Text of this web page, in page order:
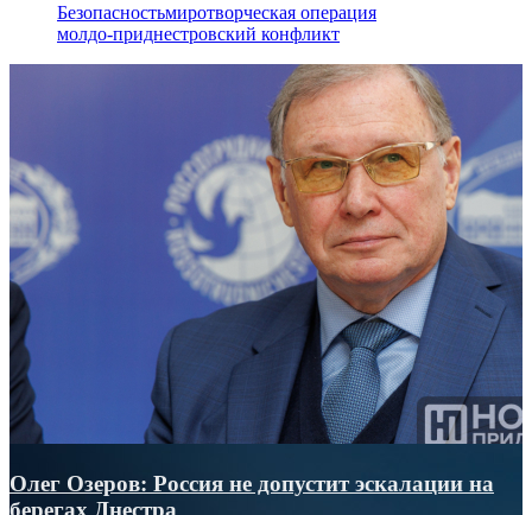
Безопасностьмиротворческая операция
молдо-приднестровский конфликт
Олег Озеров: Россия не допустит эскалации на
берегах Днестра